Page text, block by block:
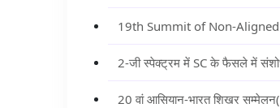
19th Summit of Non-
2-जी स्पेक्ट्रम में SC के फैसले में
20 वां आसियान-भारत शिखर सम्मेलन